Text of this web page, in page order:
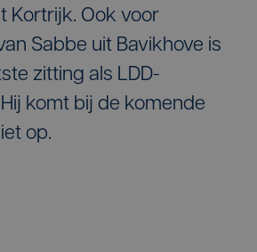
Kortrijk. Ook voor
Sabbe uit Bavikhove is
zitting als LDD-
komt bij de komende
op.